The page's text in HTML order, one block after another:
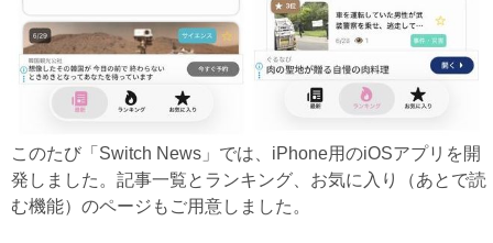
このたび「Switch News」では、iPhone用のiOSアプリを開
発しました。記事一覧とランキング、お気に入り（あとで読
む機能）のページもご用意しました。